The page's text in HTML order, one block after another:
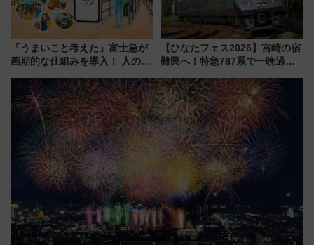
「うまいこと考えた」富士急が
画期的な仕組みを導入！ 人のか
ん」始動
【ひなたフェス2026】宮崎の宿
難民へ！特急787系で一晩過ご
ローおひさま」が救世主に？